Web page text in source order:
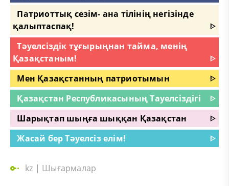
Патриоттық сезім- ана тілінің негізінде
қалыптаспақ!
ᐈ
Тәуелсіздік тұғырыңнан тайма, менің
Қазақстаным!
ᐈ
Мен Қазақстанның патриотымын
ᐈ
Қазақстан Республикасының Тауелсіздігі
ᐈ
Шарықтап шыңға шыққан Қазақстан
ᐈ
Жасай бер Тәуелсіз елім!
ᐈ
kz | Шығармалар